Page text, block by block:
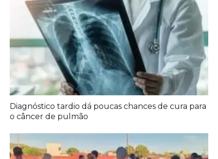
Diagnóstico tardio dá poucas chances de cura para
o câncer de pulmão